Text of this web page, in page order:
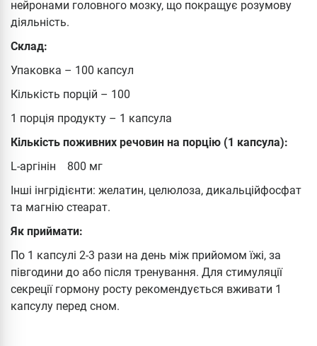
нейронами головного мозку, що покращує розумову
діяльність.
Склад:
Упаковка – 100 капсул
Кількість порцій – 100
1 порція продукту – 1 капсула
Кількість поживних речовин на порцію (1 капсула):
L-аргінін 800 мг
Інші інгрідієнти: желатин, целюлоза, дикальційфосфат
та магнію стеарат.
Як приймати:
По 1 капсулі 2-3 рази на день між прийомом їжі, за
півгодини до або після тренування. Для стимуляції
секреції гормону росту рекомендується вживати 1
капсулу перед сном.